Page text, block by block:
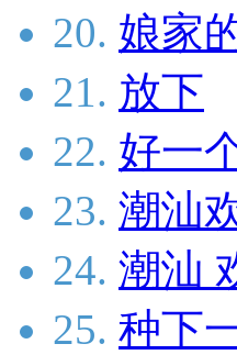
20. 娘家
21. 放下
22. 好一
23. 潮汕
24. 潮汕
25. 种下